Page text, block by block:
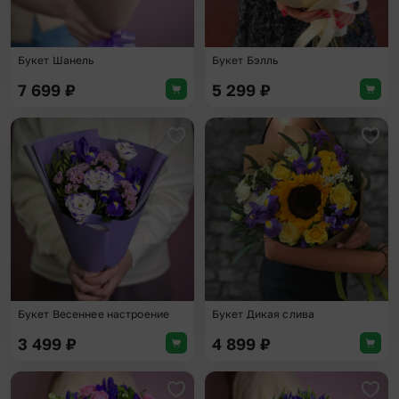
Букет Шанель
7 699 ₽
Букет Бэлль
5 299 ₽
Добавить в избранное
Букет Весеннее настроение
3 499 ₽
Букет Дикая слива
4 899 ₽